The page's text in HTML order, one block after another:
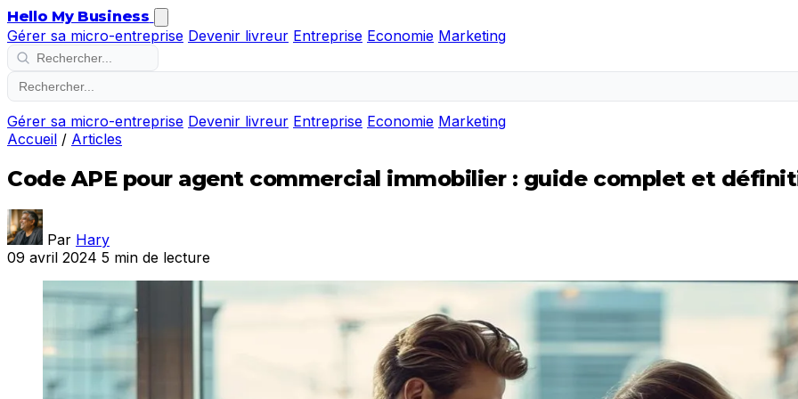
Hello My Business
Gérer sa micro-entreprise Devenir livreur Entreprise Economie Marketing
Gérer sa micro-entreprise Devenir livreur Entreprise Economie Marketing
Accueil / Articles
Code APE pour agent commercial immobilier : guide complet et
Par Hary
09 avril 2024 5 min de lecture